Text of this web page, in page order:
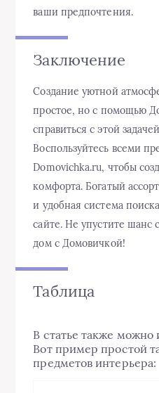
ваши предпочтения.
Заключение
Создание уютной
простое, но с помощью
справиться с этой
Воспользуйтесь всеми
Domovichka.ru, чтобы
комфорта. Богатый
и удобная система
сайте. Не упустите шанс
дом с Домовичкой!
Таблица
В статье также можно
Вот пример простой
предметов интерьера: